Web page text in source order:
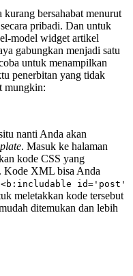
bersahabat menurut
pribadi. Dan untuk
model widget artikel
gabungkan menjadi satu
untuk menampilkan
penerbitan yang tidak
mungkin:
nanti Anda akan
. Masuk ke halaman
kode CSS yang
. Kode XML bisa Anda
<b:includable id='post'
meletakkan kode tersebut
ditemukan dan lebih